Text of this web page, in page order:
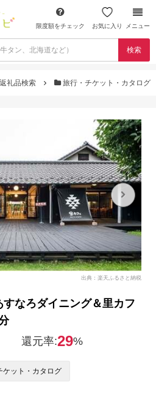
限度額をチェック お気に入り メニュー
検索
礼品検索 旅行・チケット・カタログ
出典：楽天ふるさと納税
すなろダイニング＆里カフ
還元率:29%
ケット・カタログ